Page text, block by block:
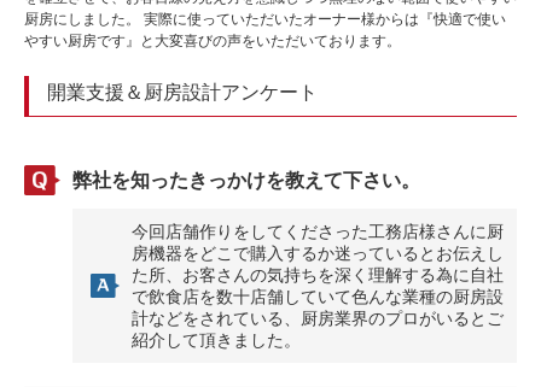
厨房にしました。 実際に使っていただいたオーナー様からは『快適で使い
やすい厨房です』と大変喜びの声をいただいております。
開業支援＆厨房設計アンケート
弊社を知ったきっかけを教えて下さい。
今回店舗作りをしてくださった工務店様さんに厨
房機器をどこで購入するか迷っているとお伝えし
た所、お客さんの気持ちを深く理解する為に自社
で飲食店を数十店舗していて色んな業種の厨房設
計などをされている、厨房業界のプロがいるとご
紹介して頂きました。